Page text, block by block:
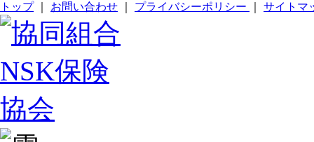
トップ｜ お問い合わせ プライバシーポリシー サイトマ